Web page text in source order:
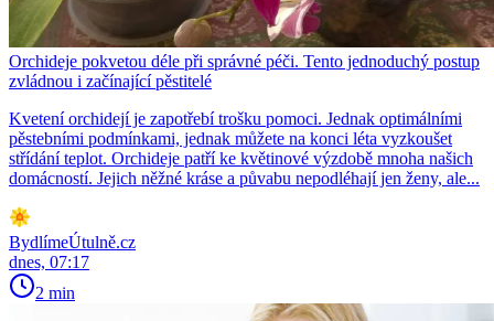
Orchideje pokvetou déle při správné péči. Tento jednoduchý postup
zvládnou i začínající pěstitelé
Kvetení orchidejí je zapotřebí trošku pomoci. Jednak optimálními
pěstebními podmínkami, jednak můžete na konci léta vyzkoušet
střídání teplot. Orchideje patří ke květinové výzdobě mnoha našich
domácností. Jejich něžné kráse a půvabu nepodléhají jen ženy, ale...
BydlímeÚtulně.cz
dnes, 07:17
2 min